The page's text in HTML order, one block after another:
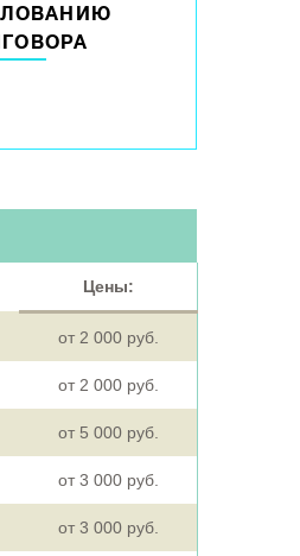
Цены:
от 2 000 руб.
от 2 000 руб.
от 5 000 руб.
от 3 000 руб.
от 3 000 руб.